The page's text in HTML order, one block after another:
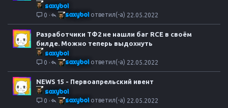
saxyboi
0 22.05.2022
saxyboi
Разработчики ТФ2 не нашли баг RCE в своём
билде. Можно теперь выдохнуть
saxyboi
0 22.05.2022
saxyboi
NEWS 15 - Первоапрельский ивент
saxyboi
0 22.05.2022
saxyboi